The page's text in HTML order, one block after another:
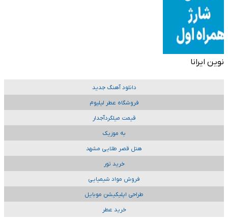
نوین ایرانا
دانلود آهنگ جدید
فروشگاه عطر لیلیوم
قیمت میلگردآجدار
به موزیک
هتل قصر طلایی مشهد
خرید تور
فروش مواد شیمیایی
طراحی اپلیکیشن موبایل
خرید عطر